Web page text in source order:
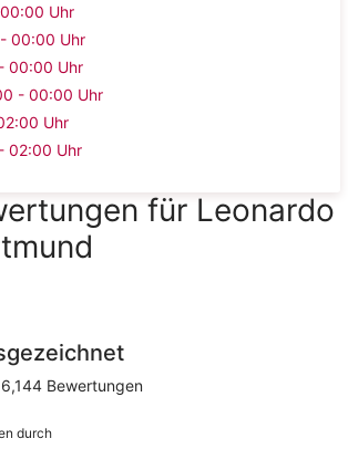
Uhr
00:00 Uhr
00:00 Uhr
- 00:00 Uhr
Uhr
02:00 Uhr
für Leonardo
6,144 Bewertungen
durch